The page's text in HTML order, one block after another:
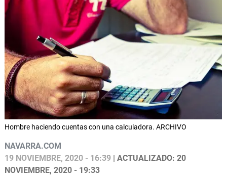
Hombre haciendo cuentas con una calculadora. ARCHIVO
NAVARRA.COM
19 NOVIEMBRE, 2020 - 16:39 | ACTUALIZADO: 20
NOVIEMBRE, 2020 - 19:33